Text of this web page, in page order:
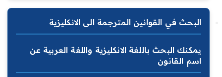
البحث في القوانين المترجمة الى الانكليزية
يمكنك البحث باللغة الانكليزية واللغة العربية عن
اسم القانون